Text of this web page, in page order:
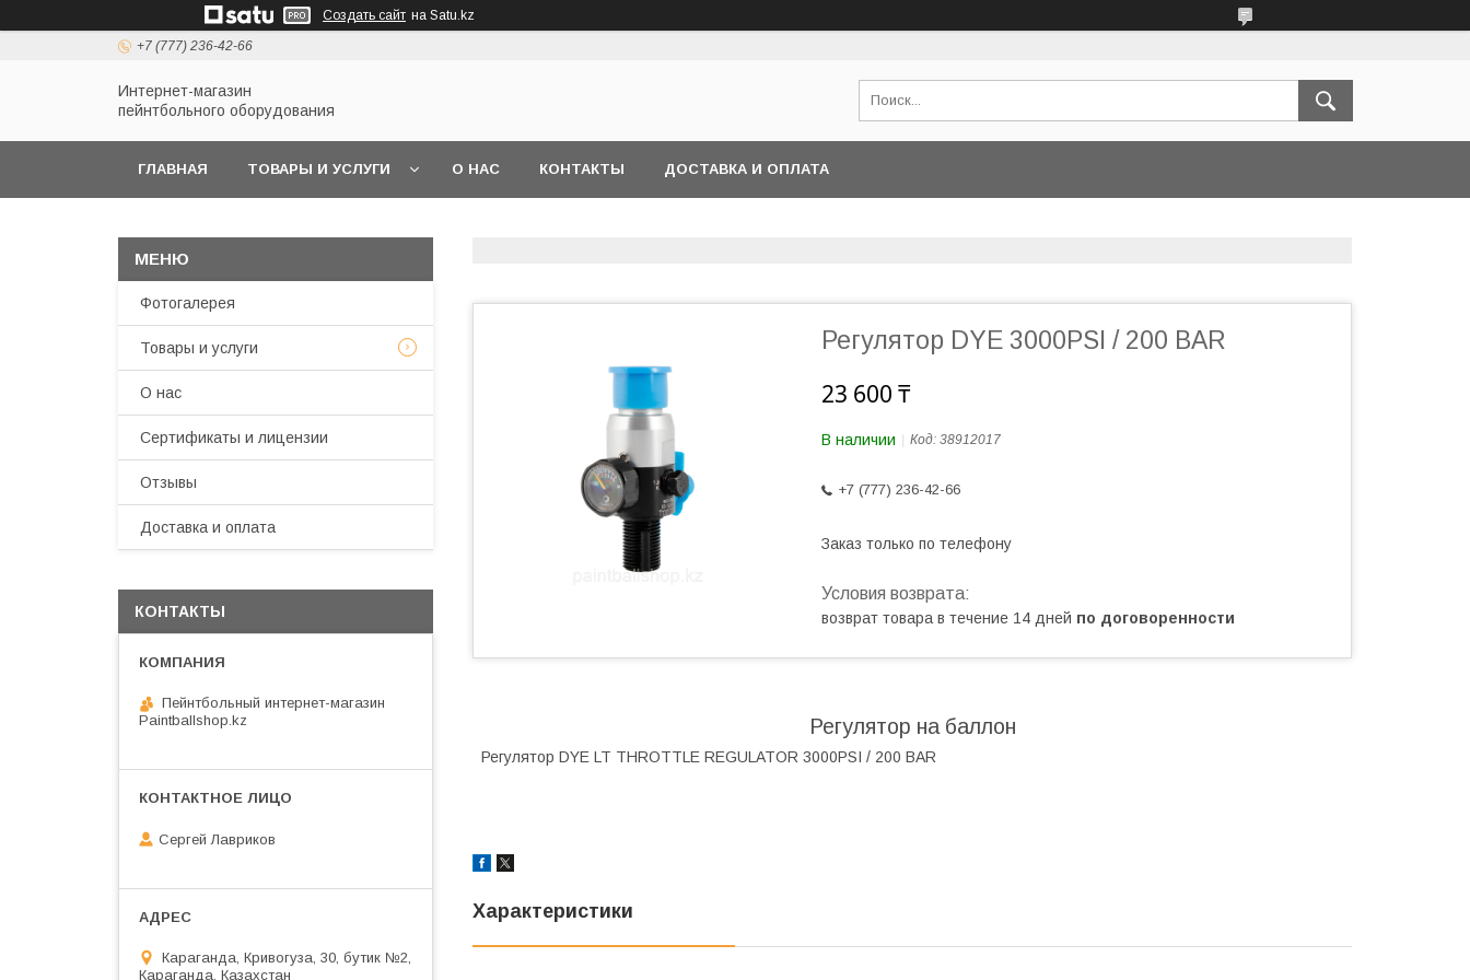
Создать сайт на Satu.kz
+7 (777) 236-42-66
Интернет-магазин
пейнтбольного оборудования
ГЛАВНАЯ ТОВАРЫ И УСЛУГИ О НАС КОНТАКТЫ ДОСТАВКА И ОПЛАТА
Регулятор DYE 3000PSI / 200 BAR
23 600 ₸
В наличии Код: 38912017
+7 (777) 236-42-66
Заказ только по телефону
возврат товара в течение 14 дней по договоренности
Регулятор на баллон
Регулятор DYE LT THROTTLE REGULATOR 3000PSI / 200 BAR
Характеристики
Фотогалерея
Товары и услуги
О нас
Сертификаты и лицензии
Отзывы
Доставка и оплата
КОНТАКТЫ
Пейнтбольный интернет-магазин
Paintballshop.kz
Сергей Лавриков
Караганда, Кривогуза, 30, бутик №2,
Караганда, Казахстан